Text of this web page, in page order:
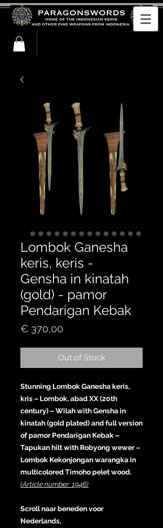
Lombok Ganesha
keris, keris -
Gensha in kinatah
(gold) - pamor
Pendarigan Kebak
€ 370,00
Out of Stock
Stunning Lombok Ganesha keris,
kris – Lombok, abad XX (20th
century) – Wilah with Gensha in
kinatah (gold plated) and full version
of pamor Pendarigan Kebak –
Tapukan hilt with Robyong wewer –
Lombok Kekonjongan warangka in
multicolored Timoho pelet wood.
(Article number: 1946)
Scroll naar beneden voor
Nederlands,